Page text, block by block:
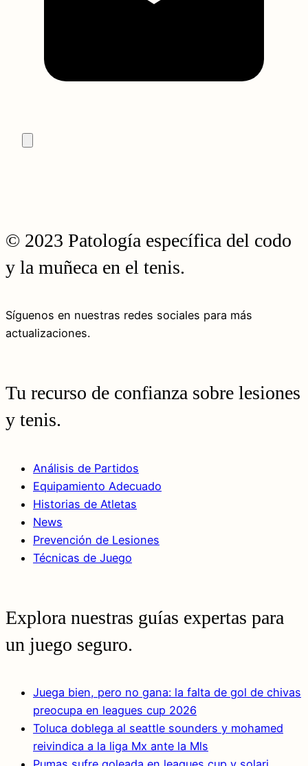
© 2023 Patología específica del codo
y la muñeca en el tenis.
Síguenos en nuestras redes sociales para más
actualizaciones.
Tu recurso de confianza sobre lesiones
y tenis.
Análisis de Partidos
Equipamiento Adecuado
Historias de Atletas
News
Prevención de Lesiones
Técnicas de Juego
Explora nuestras guías expertas para
un juego seguro.
Juega bien, pero no gana: la falta de gol de chivas
preocupa en leagues cup 2026
Toluca doblega al seattle sounders y mohamed
reivindica a la liga Mx ante la Mls